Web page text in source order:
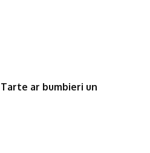
Tarte ar bumbieri un